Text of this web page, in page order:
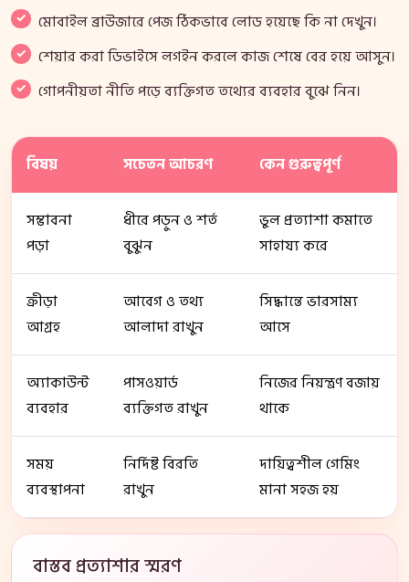
মোবাইল ব্রাউজারে পেজ ঠিকভাবে লোড হয়েছে কি না দেখুন।
শেয়ার করা ডিভাইসে লগইন করলে কাজ শেষে বের হয়ে আসুন।
গোপনীয়তা নীতি পড়ে ব্যক্তিগত তথ্যের ব্যবহার বুঝে নিন।
বিষয় সচেতন আচরণ কেন গুরুত্বপূর্ণ
সম্ভাবনা
পড়া
ধীরে পড়ুন ও শর্ত
বুঝুন
ভুল প্রত্যাশা কমাতে
সাহায্য করে
ক্রীড়া
আগ্রহ
আবেগ ও তথ্য
আলাদা রাখুন
সিদ্ধান্তে ভারসাম্য
আসে
অ্যাকাউন্ট
ব্যবহার
পাসওয়ার্ড
ব্যক্তিগত রাখুন
নিজের নিয়ন্ত্রণ বজায়
থাকে
সময়
ব্যবস্থাপনা
নির্দিষ্ট বিরতি
রাখুন
দায়িত্বশীল গেমিং
মানা সহজ হয়
বাস্তব প্রত্যাশার স্মরণ